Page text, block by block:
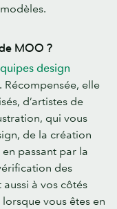
MOO ?
design
Récompensée, elle
d’artistes de
qui vous
de la création
passant par la
des
à vos côtés
vous êtes en